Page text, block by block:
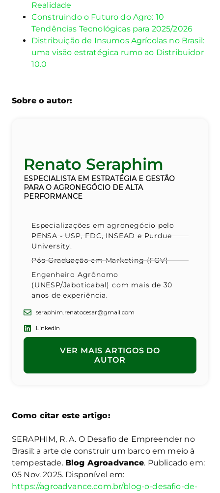
Realidade
Construindo o Futuro do Agro: 10
Tendências Tecnológicas para 2025/2026
Distribuição de Insumos Agrícolas no Brasil:
uma visão estratégica rumo ao Distribuidor
10.0
Sobre o autor:
Renato Seraphim
ESPECIALISTA EM ESTRATÉGIA E GESTÃO
PARA O AGRONEGÓCIO DE ALTA
PERFORMANCE
Especializações em agronegócio pelo
PENSA - USP, FDC, INSEAD e Purdue
University.
Pós-Graduação em Marketing (FGV)
Engenheiro Agrônomo
(UNESP/Jaboticabal) com mais de 30
anos de experiência.
seraphim.renatocesar@gmail.com
LinkedIn
VER MAIS ARTIGOS DO
AUTOR
Como citar este artigo:
SERAPHIM, R. A. O Desafio de Empreender no
Brasil: a arte de construir um barco em meio à
tempestade. Blog Agroadvance. Publicado em:
05 Nov. 2025. Disponível em:
https://agroadvance.com.br/blog-o-desafio-de-